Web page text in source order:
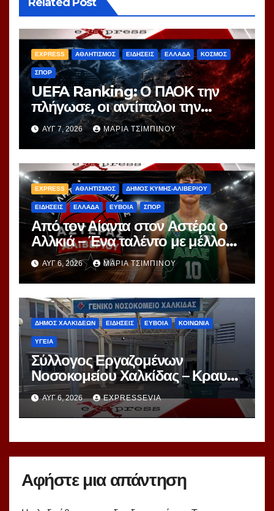
EXPRESS ΑΘΛΗΤΙΣΜΟΣ ΕΙΔΗΣΕΙΣ ΕΛΛΑΔΑ ΚΟΣΜΟΣ
ΣΠΟΡ
UEFA Ranking: Ο ΠΑΟΚ την
πλήγωσε, οι αντίπαλοι την
τιμώρησαν – Ξεφεύγει η 10η
θέση για την Ελλάδα
ΑΥΓ 7, 2026 ΜΑΡΊΑ ΤΣΙΜΠΙΝΟΎ
EXPRESS ΑΘΛΗΤΙΣΜΟΣ ΔΗΜΟΣ ΚΥΜΗΣ-ΑΛΙΒΕΡΙΟΥ
ΕΙΔΗΣΕΙΣ ΕΛΛΑΔΑ ΕΥΒΟΙΑ ΣΠΟΡ
Από τον Αίαντα στον Αστέρα ο
Αλλκιά – Ένα ταλέντο με μέλλον
στα χέρια του Αγγέλου
ΑΥΓ 6, 2026 ΜΑΡΊΑ ΤΣΙΜΠΙΝΟΎ
ΔΗΜΟΣ ΧΑΛΚΙΔΕΩΝ ΕΙΔΗΣΕΙΣ ΕΥΒΟΙΑ ΚΟΙΝΩΝΙΑ
ΥΓΕΙΑ
Σύλλογος Εργαζομένων
Νοσοκομείου Χαλκίδας – Κραυγή
Αγωνίας
ΑΥΓ 6, 2026 EXPRESSEVIA
Αφήστε μια απάντηση